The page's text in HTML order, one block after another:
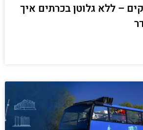
– ללא גלוטן בכרתים איך